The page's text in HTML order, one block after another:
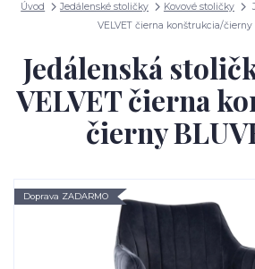
Úvod Jedálenské stoličky Kovové stoličky
VELVET čierna konštrukcia/čierny
Jedálenská
VELVET čierna
čierny
Doprava ZADARMO